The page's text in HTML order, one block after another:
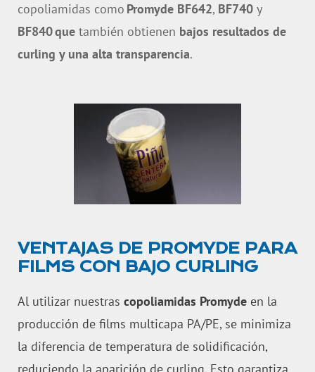
copoliamidas como Promyde BF642, BF740 y
BF840que también obtienen bajos resultados de
curling y una alta transparencia.
VENTAJAS DE PROMYDE PARA
FILMS CON BAJO CURLING
Al utilizar nuestras copoliamidas Promyde en la
producción de films multicapa PA/PE, se minimiza
la diferencia de temperatura de solidificación,